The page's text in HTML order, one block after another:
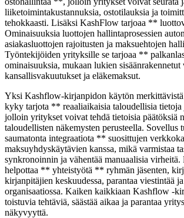
liiketoimintakustannuksia, ostotilauksia ja
tehokkaasti. Lisäksi KashFlow tarjoaa **
Ominaisuuksia luottojen hallintaprosessien
asiakasluottojen rajoitusten ja maksuehtojen
Työntekijöiden yrityksille se tarjoaa **
ominaisuuksia, mukaan lukien sisäänrakennetut
kansallisvakuutukset ja eläkemaksut.
Yksi Kashflow-kirjanpidon käytön merkittävistä
kyky tarjota ** reaaliaikaisia ​​taloudellisia
jolloin yritykset voivat tehdä tietoisia päätöksiä
taloudellisten näkemysten perusteella. Sovellus
saumatonta integraatiota ** suosittujen
maksuyhdyskäytävien kanssa, mikä varmistaa
synkronoinnin ja vähentää manuaalisia
helpottaa ** yhteistyötä ** ryhmän jäsenten,
kirjanpitäjien keskuudessa, parantaa viestintää
organisaatiossa. Kaiken kaikkiaan Kashflow -
toistuvia tehtäviä, säästää aikaa ja parantaa
näkyvyyttä.